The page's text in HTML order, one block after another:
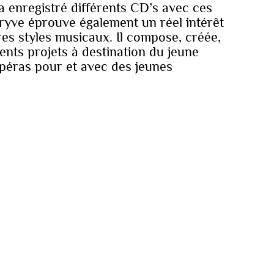
enregistré différents CD’s avec ces
éprouve également un réel intérêt
styles musicaux. Il compose, créée,
projets à destination du jeune
pour et avec des jeunes